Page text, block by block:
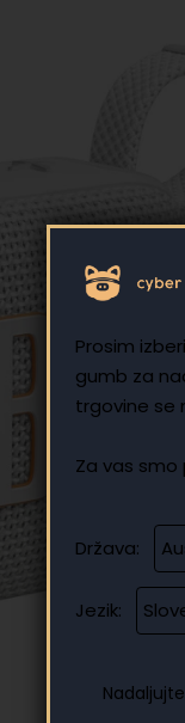
Prosim
gumb za
trgovine se
Za vas smo
Država:
Jezik: